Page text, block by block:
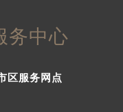
务中心
区服务网点